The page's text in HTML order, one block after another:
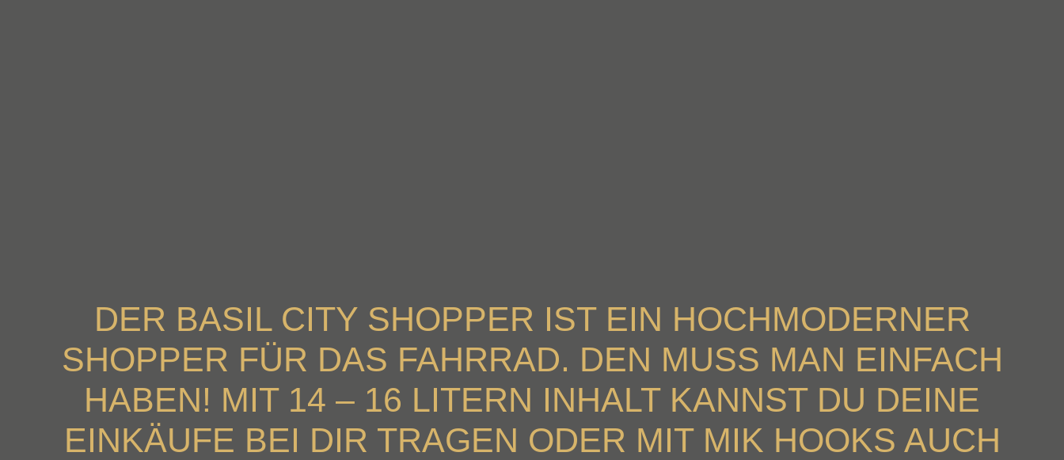
DER BASIL CITY SHOPPER IST EIN HOCHMODERNER
SHOPPER FÜR DAS FAHRRAD. DEN MUSS MAN EINFACH
HABEN! MIT 14 – 16 LITERN INHALT KANNST DU DEINE
EINKÄUFE BEI DIR TRAGEN ODER MIT MIK HOOKS AUCH